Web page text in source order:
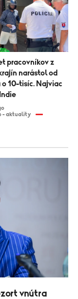
narástol od
o 10-tisíc. Najviac
- aktuality
vnútra